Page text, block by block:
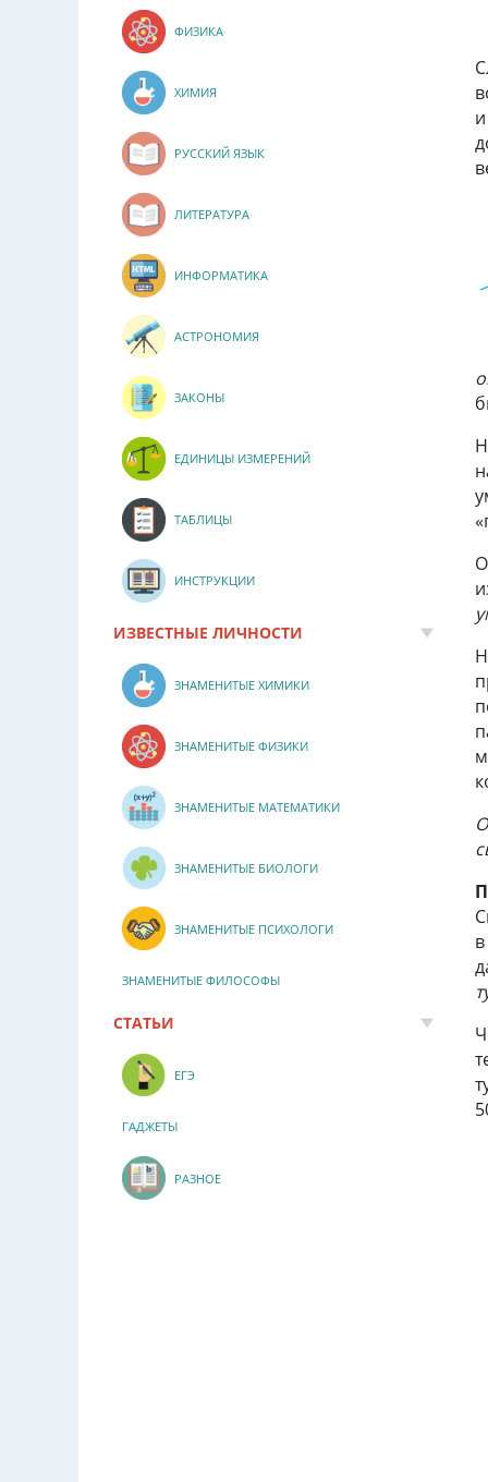
ФИЗИКА
ХИМИЯ
РУССКИЙ ЯЗЫК
ЛИТЕРАТУРА
ИНФОРМАТИКА
АСТРОНОМИЯ
ЗАКОНЫ
ЕДИНИЦЫ ИЗМЕРЕНИЙ
ТАБЛИЦЫ
ИНСТРУКЦИИ
ИЗВЕСТНЫЕ ЛИЧНОСТИ
ЗНАМЕНИТЫЕ ХИМИКИ
ЗНАМЕНИТЫЕ ФИЗИКИ
ЗНАМЕНИТЫЕ МАТЕМАТИКИ
ЗНАМЕНИТЫЕ БИОЛОГИ
ЗНАМЕНИТЫЕ ПСИХОЛОГИ
ЗНАМЕНИТЫЕ ФИЛОСОФЫ
СТАТЬИ
ЕГЭ
ГАДЖЕТЫ
РАЗНОЕ